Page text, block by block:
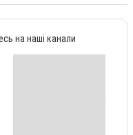
на наші канали